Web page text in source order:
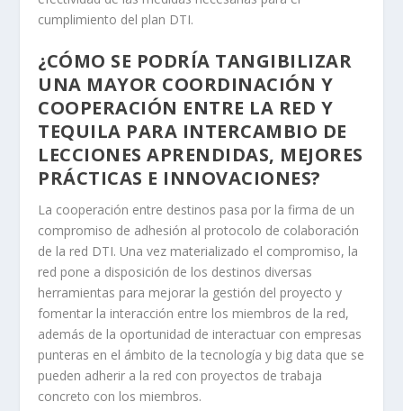
cumplimiento del plan DTI.
¿CÓMO SE PODRÍA TANGIBILIZAR
UNA MAYOR COORDINACIÓN Y
COOPERACIÓN ENTRE LA RED Y
TEQUILA PARA INTERCAMBIO DE
LECCIONES APRENDIDAS, MEJORES
PRÁCTICAS E INNOVACIONES?
La cooperación entre destinos pasa por la firma de un
compromiso de adhesión al protocolo de colaboración
de la red DTI. Una vez materializado el compromiso, la
red pone a disposición de los destinos diversas
herramientas para mejorar la gestión del proyecto y
fomentar la interacción entre los miembros de la red,
además de la oportunidad de interactuar con empresas
punteras en el ámbito de la tecnología y big data que se
pueden adherir a la red con proyectos de trabaja
concreto con los miembros.